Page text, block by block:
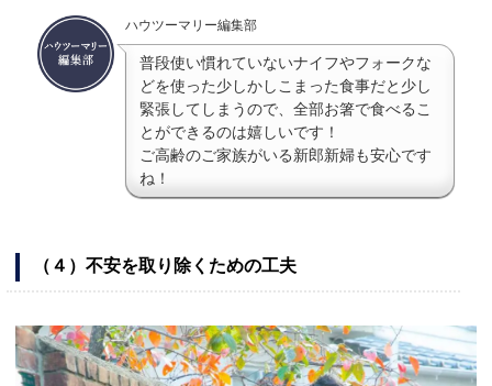
ハウツーマリー編集部
普段使い慣れていないナイフやフォークな
どを使った少しかしこまった食事だと少し
緊張してしまうので、全部お箸で食べるこ
とができるのは嬉しいです！
ご高齢のご家族がいる新郎新婦も安心です
ね！
（４）不安を取り除くための工夫